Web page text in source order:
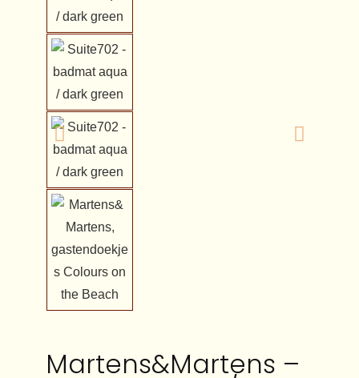
Martens&Martens –